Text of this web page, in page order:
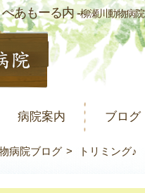
あもーる内 -柳瀬川動物病院
病院案内 ブログ
病院ブログ トリミング♪